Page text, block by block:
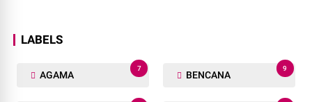
LABELS
AGAMA
7
BENCANA
9